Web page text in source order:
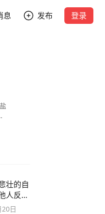
息 发布 登录
壮的自
人反噬
日